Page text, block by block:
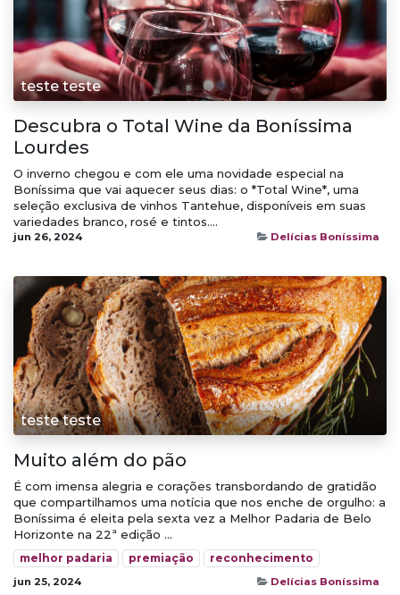
teste teste
Descubra o Total Wine da Boníssima
Lourdes
O inverno chegou e com ele uma novidade especial na
Boníssima que vai aquecer seus dias: o *Total Wine*, uma
seleção exclusiva de vinhos Tantehue, disponíveis em suas
variedades branco, rosé e tintos....
jun 26, 2024 Delícias Boníssima
teste teste
Muito além do pão
É com imensa alegria e corações transbordando de gratidão
que compartilhamos uma notícia que nos enche de orgulho: a
Boníssima é eleita pela sexta vez a Melhor Padaria de Belo
Horizonte na 22ª edição ...
melhor padaria premiação reconhecimento
jun 25, 2024 Delícias Boníssima